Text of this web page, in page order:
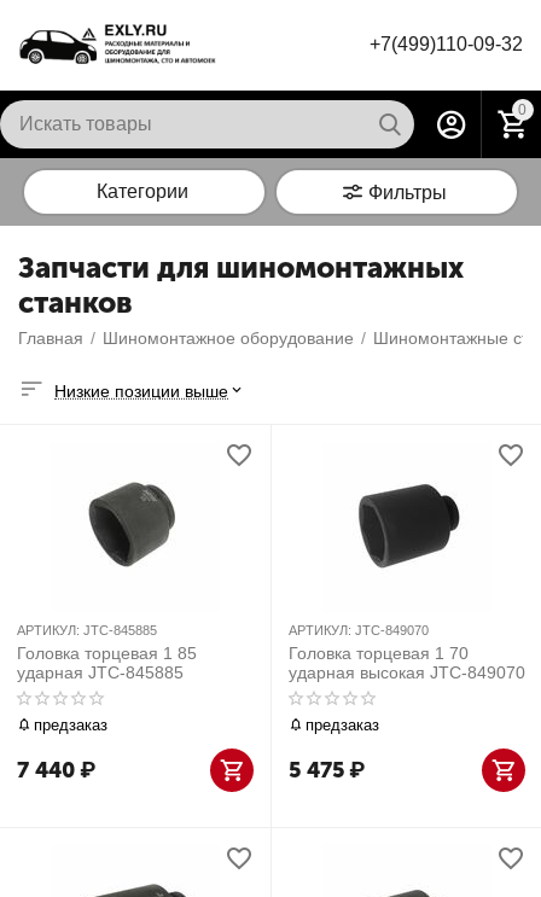
+7(499)110-09-32
0
Категории Фильтры
Запчасти для шиномонтажных
станков
Главная / Шиномонтажное оборудование / Шиномонтажные
Низкие позиции выше
АРТИКУЛ: JTC-845885
Головка торцевая 1 85
ударная JTC-845885
предзаказ
7 440₽
АРТИКУЛ: JTC-849070
Головка торцевая 1 70
ударная высокая JTC-849070
предзаказ
5 475₽